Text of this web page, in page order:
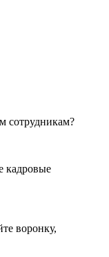
сотрудникам?
кадровые
воронку,